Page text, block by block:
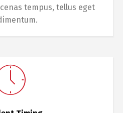
tempus, tellus eget